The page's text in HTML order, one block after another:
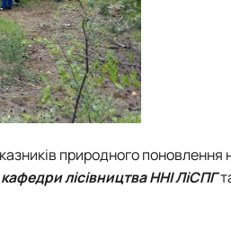
природного поновлення
кафедри лісівництваННІ ЛіСПГ